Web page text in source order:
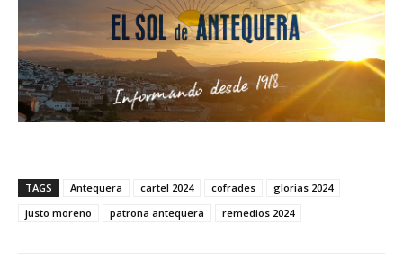
TAGS Antequera cartel 2024 cofrades
glorias 2024
justo moreno
patrona antequera remedios 2024